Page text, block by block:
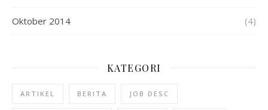
Oktober 2014 (4)
KATEGORI
ARTIKEL BERITA JOB DESC